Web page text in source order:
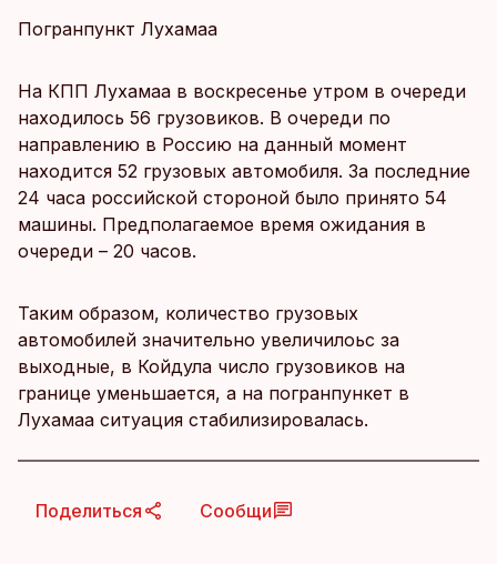
Погранпункт Лухамаа
На КПП Лухамаа в воскресенье утром в очереди
находилось 56 грузовиков. В очереди по
направлению в Россию на данный момент
находится 52 грузовых автомобиля. За последние
24 часа российской стороной было принято 54
машины. Предполагаемое время ожидания в
очереди – 20 часов.
Таким образом, количество грузовых
автомобилей значительно увеличилоьс за
выходные, в Койдула число грузовиков на
границе уменьшается, а на погранпункет в
Лухамаа ситуация стабилизировалась.
Поделиться Сообщи